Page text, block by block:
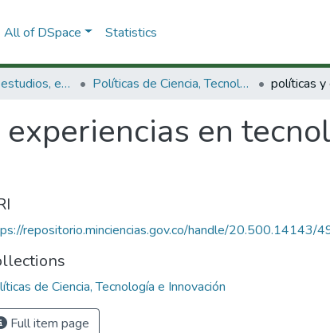
All of DSpace Statistics
3.2.1. Políticas, estudios, evaluaciones e indicadores de CTeI Políticas de Ciencia, Tecnología e Innovación
en
repositorio.minciencias.gov.co/handle/20.500.14143/
de Ciencia, Tecnología e Innovación
Full item page